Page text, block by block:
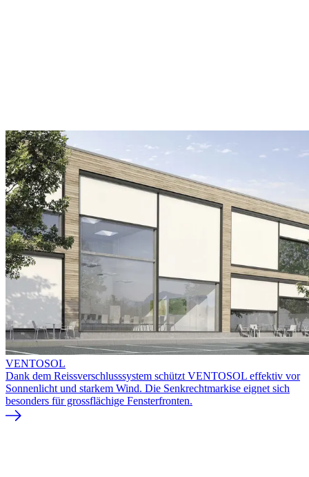
VENTOSOL
Dank dem Reissverschlusssystem schützt VENTOSOL effektiv vor
Sonnenlicht und starkem Wind. Die Senkrechtmarkise eignet sich
besonders für grossflächige Fensterfronten.